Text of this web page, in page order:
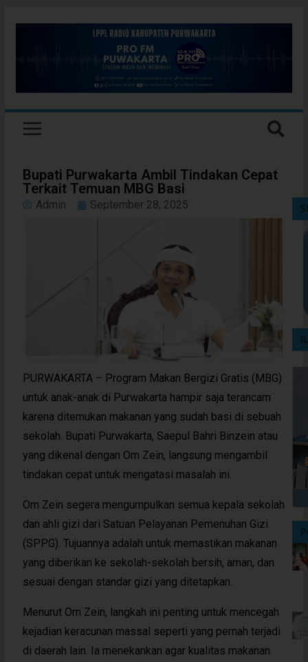
Bupati Purwakarta Ambil Tindakan Cepat
Terkait Temuan MBG Basi
Admin September 28, 2025
PURWAKARTA – Program Makan Bergizi Gratis (MBG)
untuk anak-anak di Purwakarta hampir saja terancam
karena ditemukan makanan yang sudah basi di sebuah
sekolah. Bupati Purwakarta, Saepul Bahri Binzein atau
yang dikenal dengan Om Zein, langsung mengambil
tindakan cepat untuk mengatasi masalah ini.
Om Zein segera mengumpulkan semua kepala sekolah
dan ahli gizi dari Satuan Pelayanan Pemenuhan Gizi
(SPPG). Tujuannya adalah untuk memastikan makanan
yang diberikan ke sekolah-sekolah bersih, aman, dan
sesuai dengan standar gizi yang ditetapkan.
Menurut Om Zein, langkah ini penting untuk mencegah
kejadian keracunan massal seperti yang pernah terjadi
di daerah lain. Ia menekankan agar kualitas makanan